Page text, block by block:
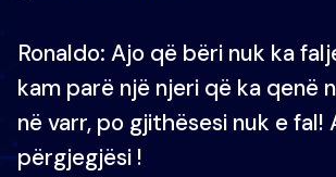
Ronaldo: Ajo që bëri nuk ka
kam parë një njeri që ka qenë
në varr, po gjithësesi nuk e fal!
përgjegjësi !